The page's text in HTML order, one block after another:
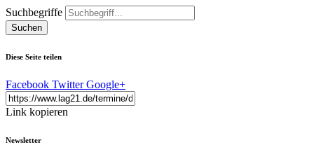
Suchbegriffe
Suchen
Diese Seite teilen
Facebook Twitter Google+
Link kopieren
Newsletter